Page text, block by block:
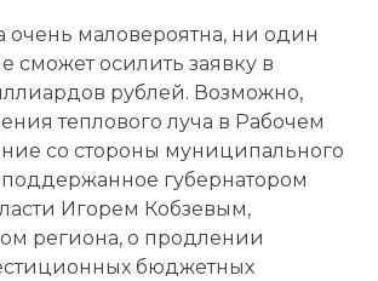
очень маловероятна, ни один
сможет осилить заявку в
рублей. Возможно,
теплового луча в Рабочем
со стороны муниципального
губернатором
Игорем Кобзевым,
региона, о продлении
бюджетных